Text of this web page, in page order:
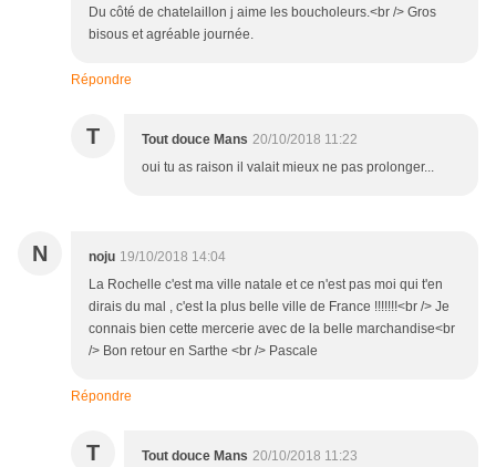
Du côté de chatelaillon j aime les boucholeurs.<br /> Gros
bisous et agréable journée.
Répondre
T Tout douce Mans 20/10/2018 11:22
oui tu as raison il valait mieux ne pas prolonger...
N noju 19/10/2018 14:04
La Rochelle c'est ma ville natale et ce n'est pas moi qui t'en
dirais du mal , c'est la plus belle ville de France !!!!!!!<br /> Je
connais bien cette mercerie avec de la belle marchandise<br
/> Bon retour en Sarthe <br /> Pascale
Répondre
T Tout douce Mans 20/10/2018 11:23